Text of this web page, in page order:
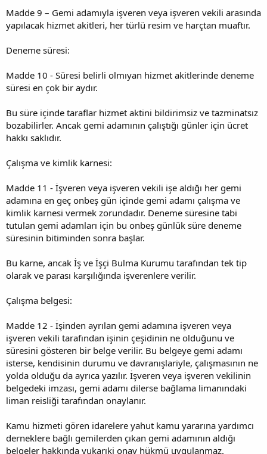
Madde 9 – Gemi adamıyla işveren veya işveren vekili arasında
yapılacak hizmet akitleri, her türlü resim ve harçtan muaftır.
Deneme süresi:
Madde 10 - Süresi belirli olmıyan hizmet akitlerinde deneme
süresi en çok bir aydır.
Bu süre içinde taraflar hizmet aktini bildirimsiz ve tazminatsız
bozabilirler. Ancak gemi adamının çalıştığı günler için ücret
hakkı saklıdır.
Çalışma ve kimlik karnesi:
Madde 11 - İşveren veya işveren vekili işe aldığı her gemi
adamına en geç onbeş gün içinde gemi adamı çalışma ve
kimlik karnesi vermek zorundadır. Deneme süresine tabi
tutulan gemi adamları için bu onbeş günlük süre deneme
süresinin bitiminden sonra başlar.
Bu karne, ancak İş ve İşçi Bulma Kurumu tarafından tek tip
olarak ve parası karşılığında işverenlere verilir.
Çalışma belgesi:
Madde 12 - İşinden ayrılan gemi adamına işveren veya
işveren vekili tarafından işinin çeşidinin ne olduğunu ve
süresini gösteren bir belge verilir. Bu belgeye gemi adamı
isterse, kendisinin durumu ve davranışlariyle, çalışmasının ne
yolda olduğu da ayrıca yazılır. İşveren veya işveren vekilinin
belgedeki imzası, gemi adamı dilerse bağlama limanındaki
liman reisliği tarafından onaylanır.
Kamu hizmeti gören idarelere yahut kamu yararına yardımcı
derneklere bağlı gemilerden çıkan gemi adamının aldığı
belgeler hakkında yukarıki onay hükmü uygulanmaz.